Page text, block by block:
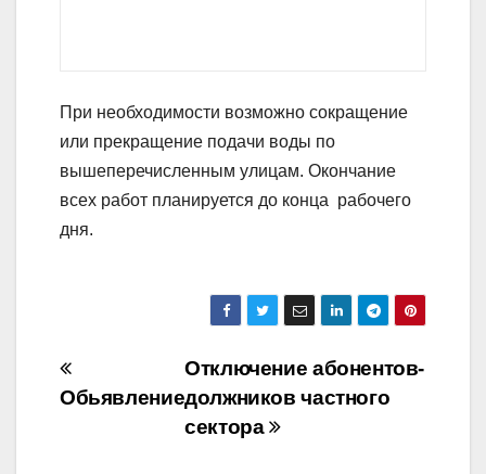
При необходимости возможно сокращение
или прекращение подачи воды по
вышеперечисленным улицам. Окончание
всех работ планируется до конца рабочего
дня.
Навігація
записів
Отключение абонентов-
должников частного
сектора
Обьявление